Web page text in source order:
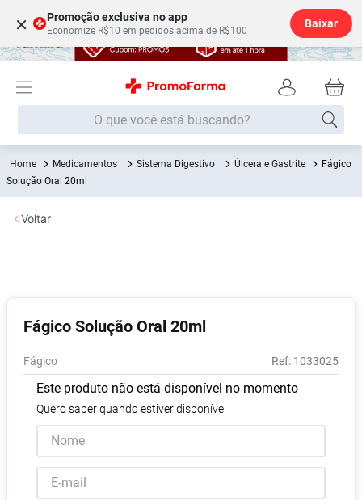
× Promoção exclusiva no app
Economize R$10 em pedidos acima de R$100
Baixar
O que você está buscando?
Medicamentos Sistema Digestivo Úlcera e Gastrite
Fágico
Solução Oral 20ml
Fágico Solução Oral 20ml
Fágico : 1033025
Este produto não está disponível no momento
Quero saber quando estiver disponível
Voltar
Termos mais buscados
1º Fralda
2
6º Shampoo
7º
8 Absorvente
9º Lavitan
10 º